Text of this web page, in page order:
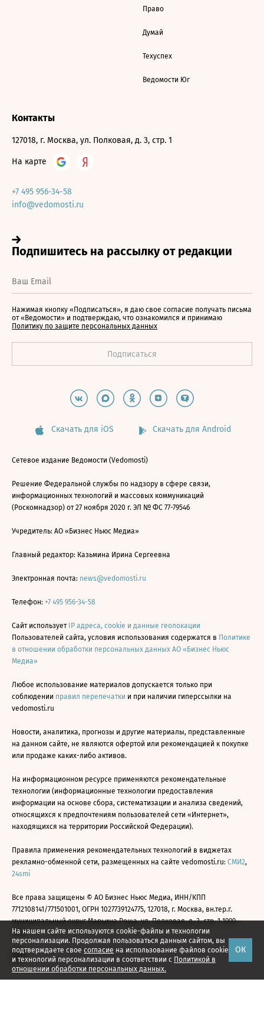
На нашем сайте используются cookie-файлы и технологии
персонализации. Продолжая пользоваться данным сайтом, вы
подтверждаете свое согласие на использование файлов cookie
и технологий персонализации в соответствии с Политикой в
отношении обработки персональных данных.
ОК
Право
Думай
Техуспех
Ведомости Юг
Контакты
127018, г. Москва, ул. Полковая, д. 3, стр. 1
На карте
+7 495 956-34-58
info@vedomosti.ru
Нажимая кнопку «Подписаться», я даю свое согласие получать письма
от «Ведомости» и подтверждаю, что ознакомился и принимаю
Политику по защите персональных данных
Скачать для iOS Скачать для Android
Сетевое издание Ведомости (Vedomosti)
Решение Федеральной службы по надзору в сфере связи,
информационных технологий и массовых коммуникаций
(Роскомнадзор) от 27 ноября 2020 г. ЭЛ № ФС 77-79546
Учредитель: АО «Бизнес Ньюс Медиа»
Главный редактор: Казьмина Ирина Сергеевна
Электронная почта: news@vedomosti.ru
Телефон: +7 495 956-34-58
Сайт использует IP адреса, cookie и данные геолокации
Пользователей сайта, условия использования содержатся в Политике
в отношении обработки персональных данных АО «Бизнес Ньюс
Медиа»
Любое использование материалов допускается только при
соблюдении правил перепечатки и при наличии гиперссылки на
vedomosti.ru
Новости, аналитика, прогнозы и другие материалы, представленные
на данном сайте, не являются офертой или рекомендацией к покупке
или продаже каких-либо активов.
На информационном ресурсе применяются рекомендательные
технологии (информационные технологии предоставления
информации на основе сбора, систематизации и анализа сведений,
относящихся к предпочтениям пользователей сети «Интернет»,
находящихся на территории Российской Федерации).
Правила применения рекомендательных технологий в виджетах
рекламно-обменной сети, размещенных на сайте vedomosti.ru: СМИ2,
24smi
Все права защищены © АО Бизнес Ньюс Медиа, ИНН/КПП
7712108141/771501001, ОГРН 1027739124775, 127018, г. Москва, вн.тер.г.
муниципальный округ Марьина Роща, ул. Полковая, д. 3, стр. 1 1999—
2026